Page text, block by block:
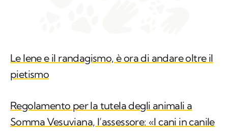
Le Iene e il randagismo, è ora di andare oltre il
pietismo
Regolamento per la tutela degli animali a
Somma Vesuviana, l’assessore: «I cani in canile